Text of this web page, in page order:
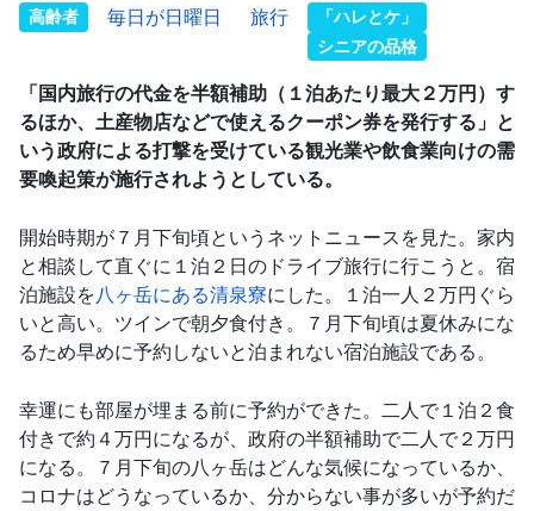
高齢者 毎日が日曜日 旅行
「ハレとケ」
シニアの品格
「国内旅行の代金を半額補助（１泊あたり最大２万円）す
るほか、土産物店などで使えるクーポン券を発行する」と
いう政府による打撃を受けている観光業や飲食業向けの需
要喚起策が施行されようとしている。
開始時期が７月下旬頃というネットニュースを見た。家内
と相談して直ぐに１泊２日のドライブ旅行に行こうと。宿
泊施設を八ヶ岳にある清泉寮にした。１泊一人２万円ぐら
いと高い。ツインで朝夕食付き。７月下旬頃は夏休みにな
るため早めに予約しないと泊まれない宿泊施設である。
幸運にも部屋が埋まる前に予約ができた。二人で１泊２食
付きで約４万円になるが、政府の半額補助で二人で２万円
になる。７月下旬の八ヶ岳はどんな気候になっているか、
コロナはどうなっているか、分からない事が多いが予約だ